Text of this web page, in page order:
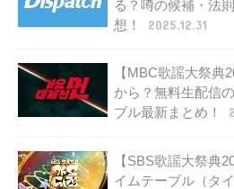
る？噂の候補・法
想！
2025.12.31
【MBC歌謡大祭典
から？無料生配信
ブル最新まとめ！
【SBS歌謡大祭典
イムテーブル（タ